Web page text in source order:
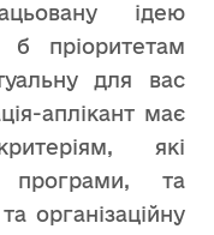
ідею
б пріоритетам
для вас
аплікант має
які
програми, та
організаційну